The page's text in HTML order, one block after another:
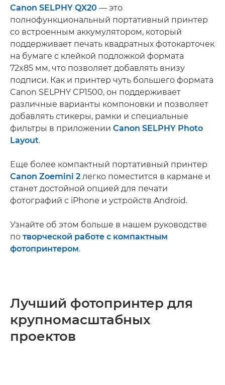
Canon SELPHY QX20 — это
полнофункциональный портативный принтер
со встроенным аккумулятором, который
поддерживает печать квадратных фотокарточек
на бумаге с клейкой подложкой формата
72x85 мм, что позволяет добавлять внизу
подписи. Как и принтер чуть большего формата
Canon SELPHY CP1500, он поддерживает
различные варианты компоновки и позволяет
добавлять стикеры, рамки и специальные
фильтры в приложении Canon SELPHY Photo
Layout.
Еще более компактный портативный принтер
Canon Zoemini 2 легко поместится в кармане и
станет достойной опцией для печати
фотографий с iPhone и устройств Android.
Узнайте об этом больше в нашем руководстве
по творческой работе с компактным
фотопринтером.
Лучший фотопринтер для
крупномасштабных
проектов